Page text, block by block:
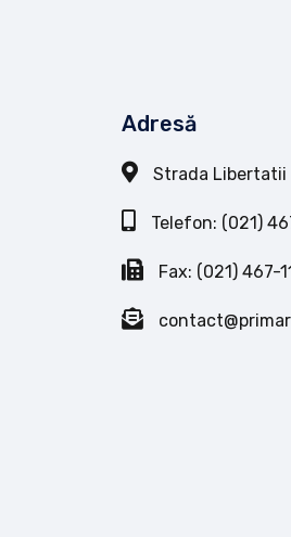
Adresă
Strada Libertatii
Telefon: (021)
Fax: (021) 467-